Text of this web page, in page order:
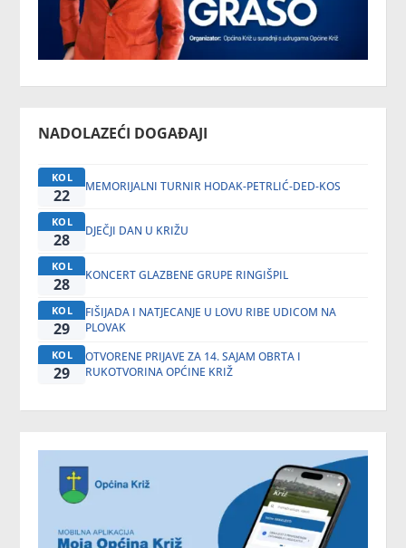
NADOLAZEĆI DOGAĐAJI
KOL
22 MEMORIJALNI TURNIR HODAK-PETRLIĆ-DED-KOS
KOL
28 DJEČJI DAN U KRIŽU
KOL
28 KONCERT GLAZBENE GRUPE RINGIŠPIL
KOL
29
FIŠIJADA I NATJECANJE U LOVU RIBE UDICOM NA
PLOVAK
KOL
29
OTVORENE PRIJAVE ZA 14. SAJAM OBRTA I
RUKOTVORINA OPĆINE KRIŽ